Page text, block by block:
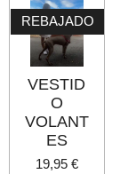
REBAJADO
VESTID
O
VOLANT
ES
19,95 €